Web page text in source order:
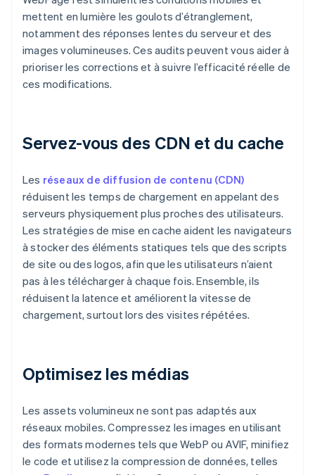
mettent en lumière les goulots d’étranglement,
notamment des réponses lentes du serveur et des
images volumineuses. Ces audits peuvent vous aider à
prioriser les corrections et à suivre l’efficacité réelle de
ces modifications.
Servez-vous des CDN et du cache
Les réseaux de diffusion de contenu (CDN)
réduisent les temps de chargement en appelant des
serveurs physiquement plus proches des utilisateurs.
Les stratégies de mise en cache aident les navigateurs
à stocker des éléments statiques tels que des scripts
de site ou des logos, afin que les utilisateurs n’aient
pas à les télécharger à chaque fois. Ensemble, ils
réduisent la latence et améliorent la vitesse de
chargement, surtout lors des visites répétées.
Optimisez les médias
Les assets volumineux ne sont pas adaptés aux
réseaux mobiles. Compressez les images en utilisant
des formats modernes tels que WebP ou AVIF, minifiez
le code et utilisez la compression de données, telles